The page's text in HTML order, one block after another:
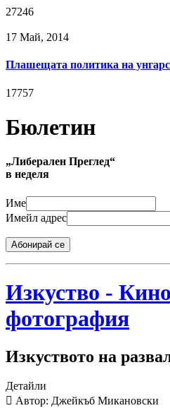
27246
17 Май, 2014
Плашещата политика на
17757
Бюлетин
„Либерален Преглед“
в неделя
Име
Имейл адрес
Абонирай се
Изкуство -
фотография
Изкуството на
Детайли
Автор: Джейкъб Микановски